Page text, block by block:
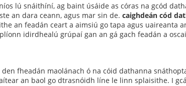
lú snáithíní, ag baint úsáide as córas na gcód
an dara ceann, agus mar sin de. caighdeán cód
an feadán ceart a aimsiú go tapa agus uaireanta
idirdhealú grúpaí gan an gá gach feadán a
fheadán maolánach ó na cóid dathanna
an baol go dtrasnóidh líne le linn splaisithe. I